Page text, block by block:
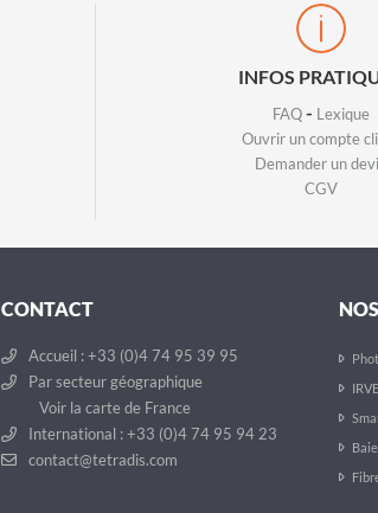
INFOS
FAQ- Lexique
Ouvrir un compte
Demander un
CGV
CONTACT
Accueil : +33 (0)4 74 95 39 95
Par secteur géographique
Voir la carte de France
International : +33 (0)4 74 95 94 23
contact@tetradis.com
IRVE